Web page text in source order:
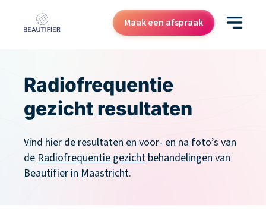
Maak een afspraak
Resultaten
Over ons
Contact
Radiofrequentie
gezicht resultaten
Vind hier de resultaten en voor- en na foto’s van
deRadiofrequentie gezicht behandelingen van
Beautifier in Maastricht.